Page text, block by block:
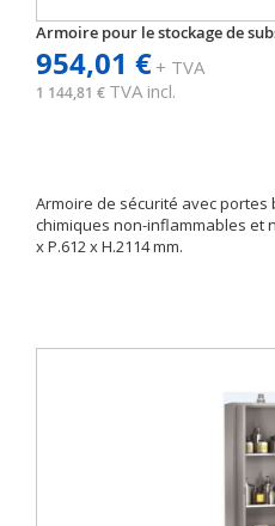
Armoire pour le stockage de
954,01 €+ TVA
1 144,81 € TVA incl.
Armoire de sécurité avec
chimiques non-inflammables et
x P.612 x H.2114 mm.